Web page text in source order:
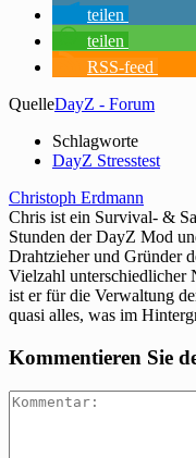
teilen
teilen
RSS-feed
QuelleDayZ - Forum
Schlagworte
DayZ Stresstest
Christoph Erdmann
Chris ist ein Survival- &
Stunden der DayZ Mod
Drahtzieher und Gründer
Vielzahl unterschiedlicher
ist er für die Verwaltung
quasi alles, was im
Kommentieren Sie